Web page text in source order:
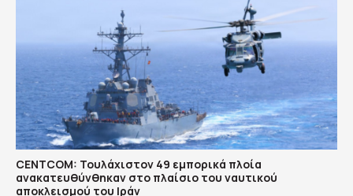
CENTCOM: Τουλάχιστον 49 εμπορικά πλοία
ανακατευθύνθηκαν στο πλαίσιο του ναυτικού
αποκλεισμού του Ιράν